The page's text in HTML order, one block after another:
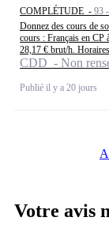
COMPLÉTUDE - 93
Donnez des cours de
cours : Français en CP
28,17 € brut/h. Horaires
CDD - Non
Publié il y a 20 jours
Votre avis